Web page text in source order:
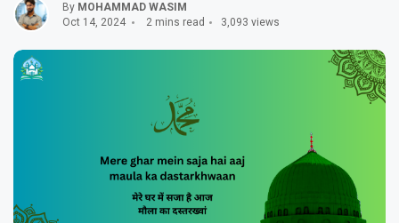
By MOHAMMAD WASIM
Oct 14, 2024
2 mins read 3,093 views